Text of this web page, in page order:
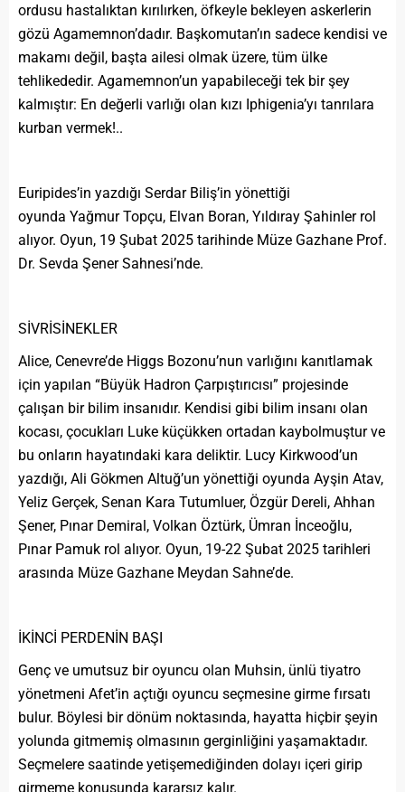
ordusu hastalıktan kırılırken, öfkeyle bekleyen askerlerin
gözü Agamemnon’dadır. Başkomutan’ın sadece kendisi ve
makamı değil, başta ailesi olmak üzere, tüm ülke
tehlikededir. Agamemnon’un yapabileceği tek bir şey
kalmıştır: En değerli varlığı olan kızı Iphigenia’yı tanrılara
kurban vermek!..
Euripides’in yazdığı Serdar Biliş’in yönettiği
oyunda Yağmur Topçu, Elvan Boran, Yıldıray Şahinler rol
alıyor. Oyun, 19 Şubat 2025 tarihinde Müze Gazhane Prof.
Dr. Sevda Şener Sahnesi’nde.
SİVRİSİNEKLER
Alice, Cenevre’de Higgs Bozonu’nun varlığını kanıtlamak
için yapılan “Büyük Hadron Çarpıştırıcısı” projesinde
çalışan bir bilim insanıdır. Kendisi gibi bilim insanı olan
kocası, çocukları Luke küçükken ortadan kaybolmuştur ve
bu onların hayatındaki kara deliktir. Lucy Kirkwood’un
yazdığı, Ali Gökmen Altuğ’un yönettiği oyunda Ayşin Atav,
Yeliz Gerçek, Senan Kara Tutumluer, Özgür Dereli, Ahhan
Şener, Pınar Demiral, Volkan Öztürk, Ümran İnceoğlu,
Pınar Pamuk rol alıyor. Oyun, 19-22 Şubat 2025 tarihleri
arasında Müze Gazhane Meydan Sahne’de.
İKİNCİ PERDENİN BAŞI
Genç ve umutsuz bir oyuncu olan Muhsin, ünlü tiyatro
yönetmeni Afet’in açtığı oyuncu seçmesine girme fırsatı
bulur. Böylesi bir dönüm noktasında, hayatta hiçbir şeyin
yolunda gitmemiş olmasının gerginliğini yaşamaktadır.
Seçmelere saatinde yetişemediğinden dolayı içeri girip
girmeme konusunda kararsız kalır.